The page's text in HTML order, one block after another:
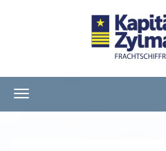
Navigation
ein-/ausblenden